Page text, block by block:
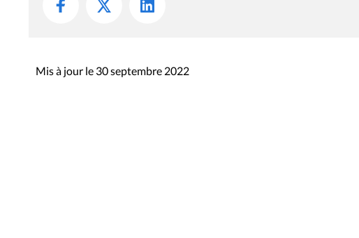
Mis à jour le 30 septembre 2022